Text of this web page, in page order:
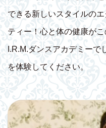
できる新しいスタイルの
ティー！心と体の健康が
I.R.M.ダンスアカデミー
を体験してください。